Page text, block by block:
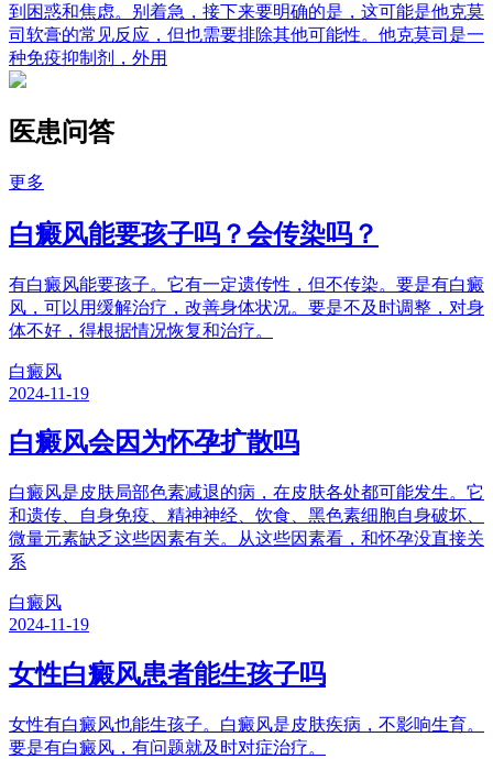
到困惑和焦虑。别着急，接下来要明确的是，这可能是他克莫
司软膏的常见反应，但也需要排除其他可能性。他克莫司是一
种免疫抑制剂，外用
医患问答
更多
白癜风能要孩子吗？会传染吗？
有白癜风能要孩子。它有一定遗传性，但不传染。要是有白癜
风，可以用缓解治疗，改善身体状况。要是不及时调整，对身
体不好，得根据情况恢复和治疗。
白癜风
2024-11-19
白癜风会因为怀孕扩散吗
白癜风是皮肤局部色素减退的病，在皮肤各处都可能发生。它
和遗传、自身免疫、精神神经、饮食、黑色素细胞自身破坏、
微量元素缺乏这些因素有关。从这些因素看，和怀孕没直接关
系
白癜风
2024-11-19
女性白癜风患者能生孩子吗
女性有白癜风也能生孩子。白癜风是皮肤疾病，不影响生育。
要是有白癜风，有问题就及时对症治疗。